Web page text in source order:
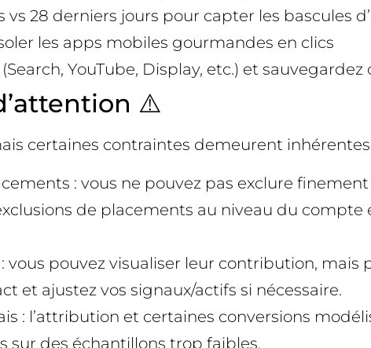
vs 28 derniers jours pour capter les bascules
les apps mobiles gourmandes en clics
YouTube, Display, etc.) et
⚠️
certaines contraintes demeurent
: vous ne pouvez pas exclure
de placements au niveau du
vous pouvez visualiser leur contribution,
et ajustez vos signaux/actifs si nécessaire.
: l’attribution et certaines conversions
sur des échantillons trop faibles.